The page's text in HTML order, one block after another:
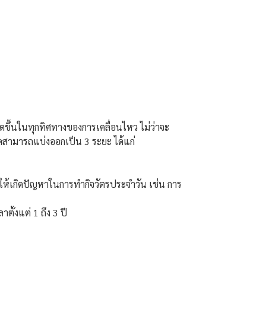
นในทุกทิศทางของการเคลื่อนไหว ไม่ว่าจะ
ามารถแบ่งออกเป็น 3 ระยะ ได้แก่
เกิดปัญหาในการทำกิจวัตรประจำวัน เช่น การ
าตั้งแต่ 1 ถึง 3 ปี